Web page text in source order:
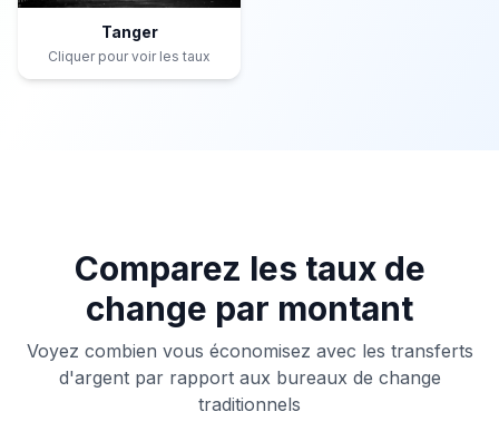
Tanger
Cliquer pour voir les taux
Comparez les taux de
change par montant
Voyez combien vous économisez avec les transferts
d'argent par rapport aux bureaux de change
traditionnels